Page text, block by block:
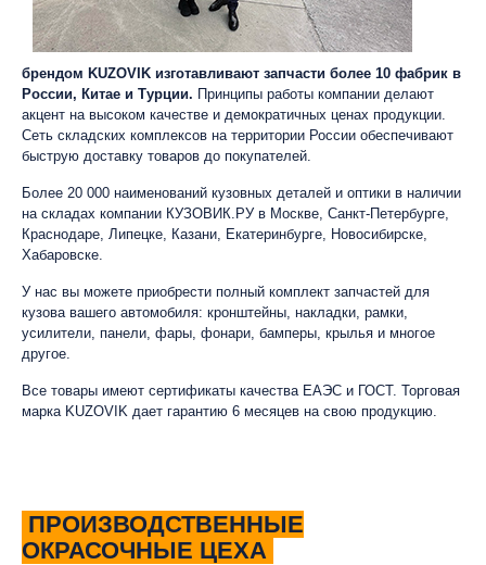
брендом KUZOVIK изготавливают запчасти более 10 фабрик в
России, Китае и Турции. Принципы работы компании делают
акцент на высоком качестве и демократичных ценах продукции.
Сеть складских комплексов на территории России обеспечивают
быструю доставку товаров до покупателей.
Более 20 000 наименований кузовных деталей и оптики в наличии
на складах компании КУЗОВИК.РУ в Москве, Санкт-Петербурге,
Краснодаре, Липецке, Казани, Екатеринбурге, Новосибирске,
Хабаровске.
У нас вы можете приобрести полный комплект запчастей для
кузова вашего автомобиля: кронштейны, накладки, рамки,
усилители, панели, фары, фонари, бамперы, крылья и многое
другое.
Все товары имеют сертификаты качества ЕАЭС и ГОСТ. Торговая
марка KUZOVIK дает гарантию 6 месяцев на свою продукцию.
ПРОИЗВОДСТВЕННЫЕ
ОКРАСОЧНЫЕ ЦЕХА